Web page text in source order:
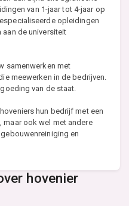
van 1-jaar tot 4-jaar op
opleidingen
aan de universiteit
samenwerken met
meewerken in de bedrijven.
van de staat.
hun bedrijf met een
ook wel met andere
en
hovenier